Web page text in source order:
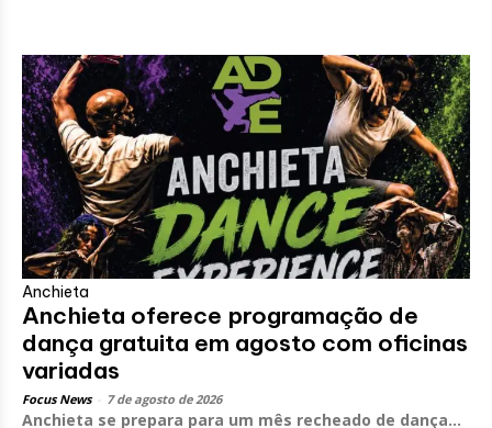
Anchieta
Anchieta oferece programação de
dança gratuita em agosto com oficinas
variadas
Focus News 7 de agosto de 2026
Anchieta se prepara para um mês recheado de dança...